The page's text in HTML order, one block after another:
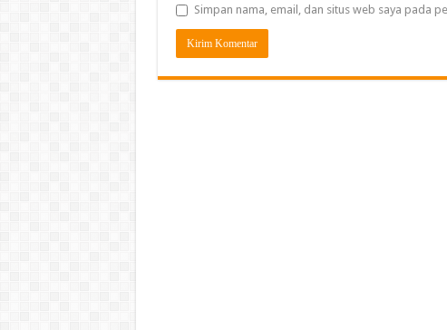
Simpan nama, email, dan situs web saya pada